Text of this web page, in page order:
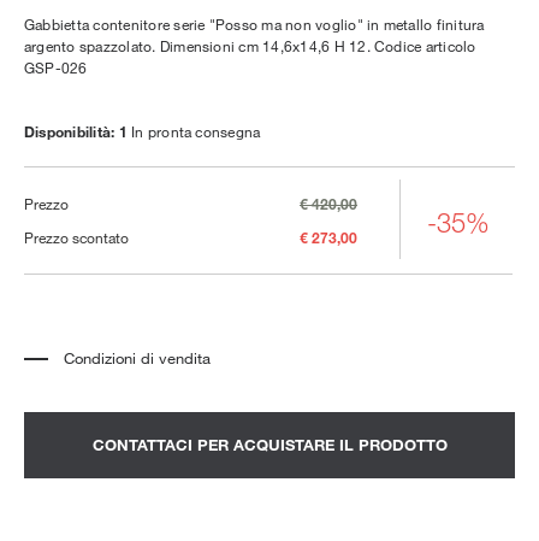
Gabbietta contenitore serie "Posso ma non voglio" in metallo finitura
argento spazzolato. Dimensioni cm 14,6x14,6 H 12. Codice articolo
GSP-026
Disponibilità: 1 In pronta consegna
Prezzo
€ 420,00
Prezzo scontato
€ 273,00 -35%
Condizioni di vendita
essere quotato separatamente.
Trasporto e assemblaggio esclusi.
nello showroom.
CONTATTACI PER ACQUISTARE IL PRODOTTO